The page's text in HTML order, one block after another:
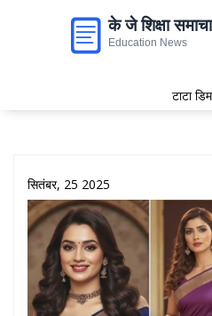
टाटा
सितंबर, 25 2025